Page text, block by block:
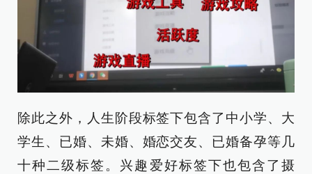
除此之外，人生阶段标签下包含了中小学、大
学生、已婚、未婚、婚恋交友、已婚备孕等几
十种二级标签。兴趣爱好标签下也包含了摄